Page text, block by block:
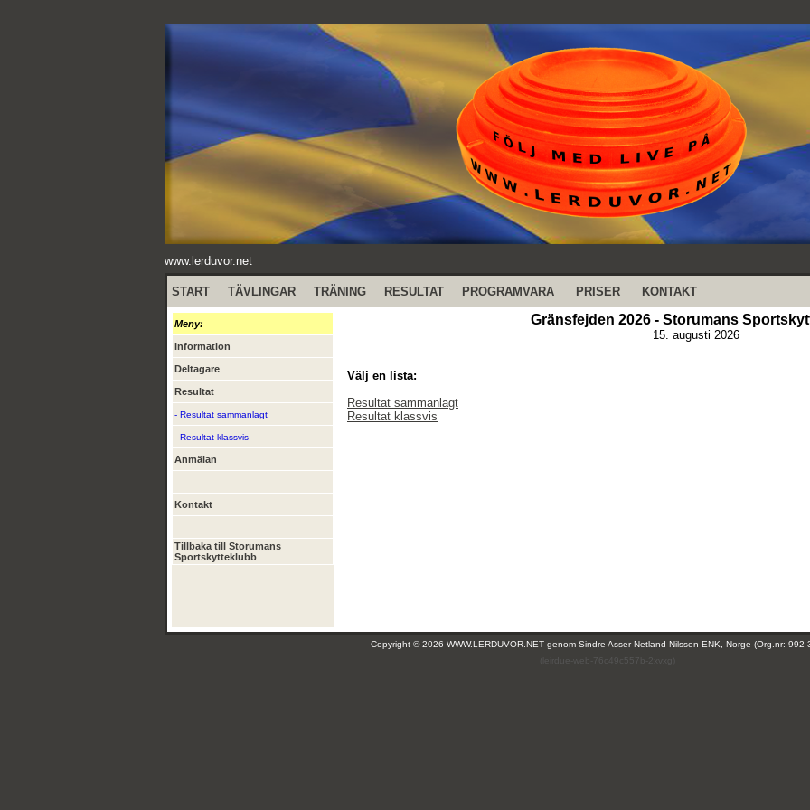
www.lerduvor.net
START TÄVLINGAR TRÄNING RESULTAT PROGRAMVARA PRISER KONTAKT
Meny:
Information
Deltagare
Resultat
- Resultat sammanlagt
- Resultat klassvis
Anmälan
Kontakt
Tillbaka till Storumans
Sportskytteklubb
Gränsfejden 2026 - Storumans
15. augusti 2026
Välj en lista:
Resultat sammanlagt
Resultat klassvis
Copyright © 2026 WWW.LERDUVOR.NET genom Sindre Asser Netland Nilssen ENK, Norge (Org.nr: 992
(leirdue-web-76c49c557b-2xvxg)